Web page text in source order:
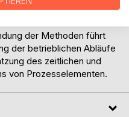
für alle verständlich
der Methoden führt
der betrieblichen Abläufe
des zeitlichen und
von Prozesselementen.